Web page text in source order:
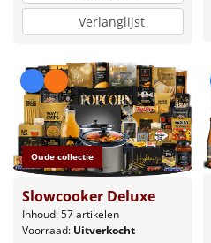
Verlanglijst
Oude collectie
Slowcooker Deluxe
Inhoud: 57 artikelen
Voorraad: Uitverkocht